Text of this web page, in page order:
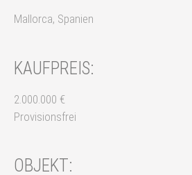
Mallorca, Spanien
KAUFPREIS:
2.000.000 €
Provisionsfrei
OBJEKT: